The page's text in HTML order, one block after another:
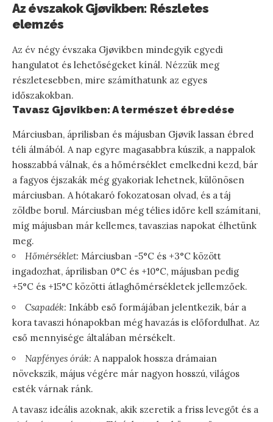
Az évszakok Gjøvikben: Részletes
elemzés
Az év négy évszaka Gjøvikben mindegyik egyedi
hangulatot és lehetőségeket kínál. Nézzük meg
részletesebben, mire számíthatunk az egyes
időszakokban.
Tavasz Gjøvikben: A természet ébredése
Márciusban, áprilisban és májusban Gjøvik lassan ébred
téli álmából. A nap egyre magasabbra kúszik, a nappalok
hosszabbá válnak, és a hőmérséklet emelkedni kezd, bár
a fagyos éjszakák még gyakoriak lehetnek, különösen
márciusban. A hótakaró fokozatosan olvad, és a táj
zöldbe borul. Márciusban még télies időre kell számítani,
míg májusban már kellemes, tavaszias napokat élhetünk
meg.
Hőmérséklet: Márciusban -5°C és +3°C között
ingadozhat, áprilisban 0°C és +10°C, májusban pedig
+5°C és +15°C közötti átlaghőmérsékletek jellemzőek.
Csapadék: Inkább eső formájában jelentkezik, bár a
kora tavaszi hónapokban még havazás is előfordulhat. Az
eső mennyisége általában mérsékelt.
Napfényes órák: A nappalok hossza drámaian
növekszik, május végére már nagyon hosszú, világos
esték várnak ránk.
A tavasz ideális azoknak, akik szeretik a friss levegőt és a